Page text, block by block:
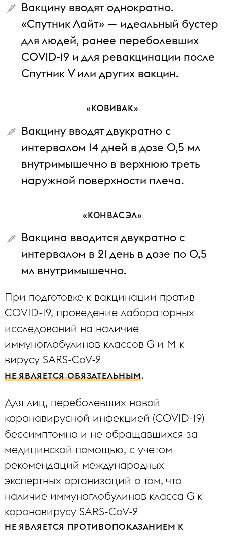
Вакцину вводят однократно.
«Спутник Лайт» — идеальный бустер
для людей, ранее переболевших
COVID-19 и для ревакцинации после
Cпутник V или других вакцин.
«КОВИВАК»
Вакцину вводят двукратно с
интервалом 14 дней в дозе 0,5 мл
внутримышечно в верхнюю треть
наружной поверхности плеча.
«КОНВАСЭЛ»
Вакцина вводится двукратно с
интервалом в 21 день в дозе по 0,5
мл внутримышечно.
При подготовке к вакцинации против
COVID-19, проведение лабораторных
исследований на наличие
иммуноглобулинов классов G и М к
вирусу SARS-CoV-2
НЕ ЯВЛЯЕТСЯ ОБЯЗАТЕЛЬНЫМ.
Для лиц, переболевших новой
коронавирусной инфекцией (COVID-19)
бессимптомно и не обращавшихся за
медицинской помощью, с учетом
рекомендаций международных
экспертных организаций о том, что
наличие иммуноглобулинов класса G к
коронавирусу SARS-CoV-2
НЕ ЯВЛЯЕТСЯ ПРОТИВОПОКАЗАНИЕМ К